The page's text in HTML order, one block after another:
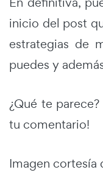
inicio del post
estrategias de
puedes y
¿Qué te
tu comentario!
Imagen cortesía